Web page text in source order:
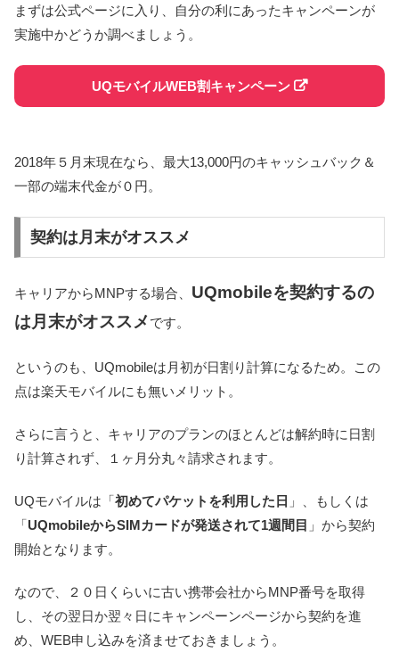
まずは公式ページに入り、自分の利にあったキャンペーンが
実施中かどうか調べましょう。
UQモバイルWEB割キャンペーン
2018年５月末現在なら、最大13,000円のキャッシュバック＆
一部の端末代金が０円。
契約は月末がオススメ
キャリアからMNPする場合、 UQmobileを契約するの
は月末がオススメです。
というのも、UQmobileは月初が日割り計算になるため。この
点は楽天モバイルにも無いメリット。
さらに言うと、キャリアのプランのほとんどは解約時に日割
り計算されず、１ヶ月分丸々請求されます。
UQモバイルは「 初めてパケットを利用した日 」、もしくは
「 UQmobileからSIMカードが発送されて1週間目 」から契約
開始となります。
なので、
２０日くらいに古い携帯会社からMNP番号を取得
し、その翌日か翌々日にキャンペーンページから契約を進
め、WEB申し込みを済ませておきましょう 。